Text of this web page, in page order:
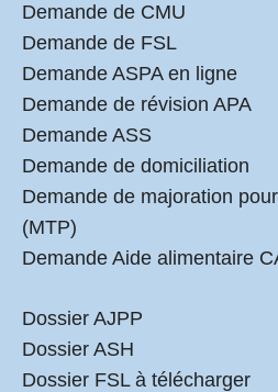
Demande de CMU
Demande de FSL
Demande ASPA en ligne
Demande de révision APA
Demande ASS
Demande de domiciliation
Demande de majoration
(MTP)
Demande Aide alimentaire
Dossier AJPP
Dossier ASH
Dossier FSL à télécharger